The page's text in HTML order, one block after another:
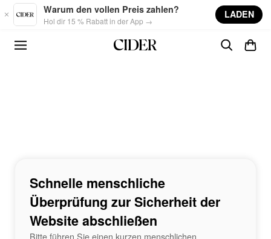
Skip to main content
Warum den vollen Preis zahlen?
Hol dir 15 % Rabatt in der App →
LADEN
Schnelle menschliche
Überprüfung zur Sicherheit der
Website abschließen
Bitte führen Sie einen kurzen menschlichen